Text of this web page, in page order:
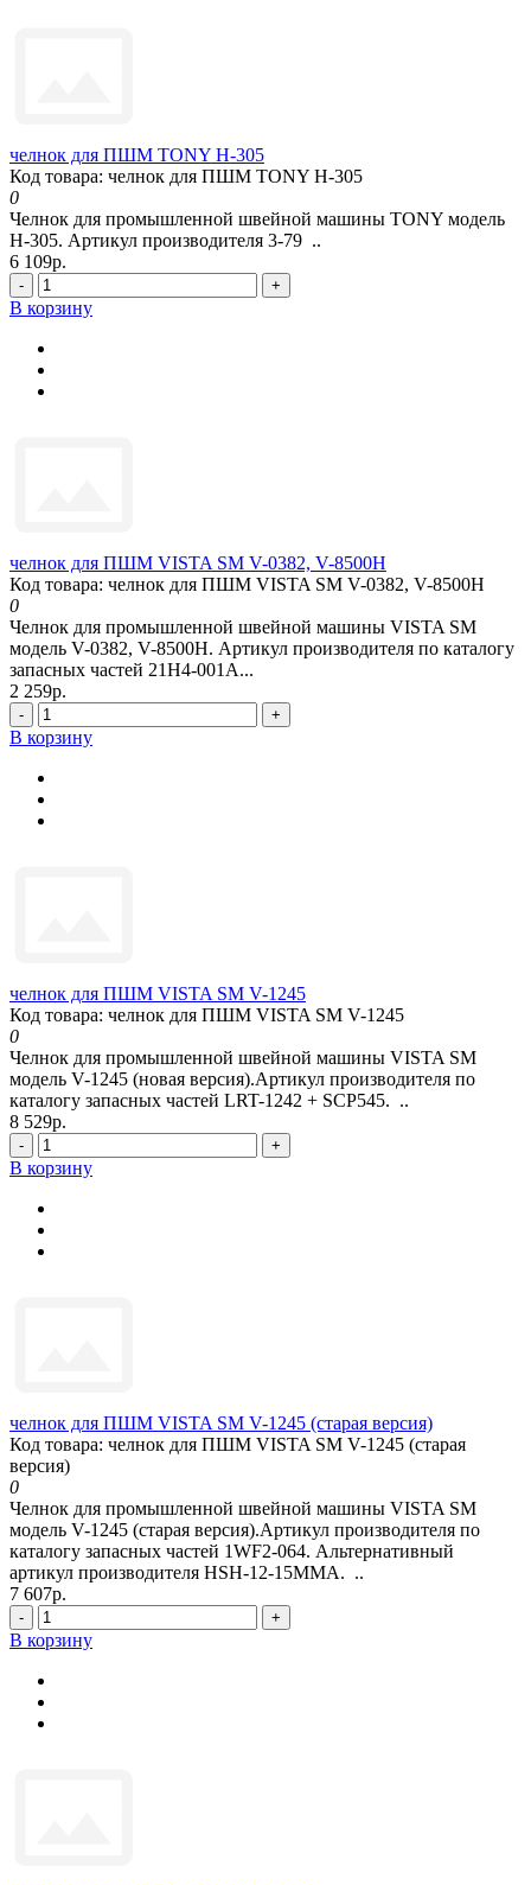
челнок для ПШМ TONY H-305
Код товара: челнок для ПШМ TONY H-305
0
Челнок для промышленной швейной машины TONY модель
H-305. Артикул производителя 3-79 ..
6 109р.
- +
В корзину
челнок для ПШМ VISTA SM V-0382, V-8500H
Код товара: челнок для ПШМ VISTA SM V-0382, V-8500H
0
Челнок для промышленной швейной машины VISTA SM
модель V-0382, V-8500H. Артикул производителя по каталогу
запасных частей 21H4-001A...
2 259р.
- +
В корзину
челнок для ПШМ VISTA SM V-1245
Код товара: челнок для ПШМ VISTA SM V-1245
0
Челнок для промышленной швейной машины VISTA SM
модель V-1245 (новая версия).Артикул производителя по
каталогу запасных частей LRT-1242 + SCP545. ..
8 529р.
- +
В корзину
челнок для ПШМ VISTA SM V-1245 (старая версия)
Код товара: челнок для ПШМ VISTA SM V-1245 (старая
версия)
0
Челнок для промышленной швейной машины VISTA SM
модель V-1245 (старая версия).Артикул производителя по
каталогу запасных частей 1WF2-064. Альтернативный
артикул производителя HSH-12-15MMA. ..
7 607р.
- +
В корзину